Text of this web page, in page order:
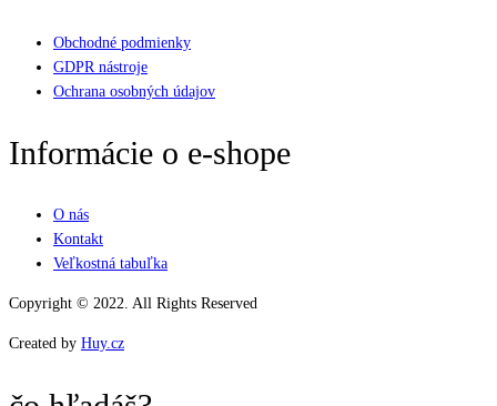
Obchodné podmienky
GDPR nástroje
Ochrana osobných údajov
Informácie o e-shope
O nás
Kontakt
Veľkostná tabuľka
Copyright © 2022. All Rights Reserved
Created by Huy.cz